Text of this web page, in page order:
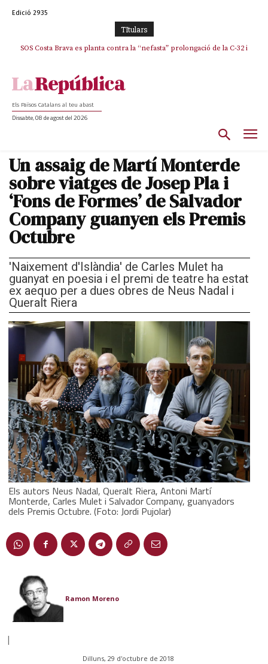
Edició 2935
TItulars
SOS Costa Brava es planta contra la “nefasta” prolongació de la C-32 i
Els Països Catalans al teu abast
Dissabte, 08 de agost del 2026
Un assaig de Martí Monterde
sobre viatges de Josep Pla i
‘Fons de Formes’ de Salvador
Company guanyen els Premis
Octubre
'Naixement d'Islàndia' de Carles Mulet ha
guanyat en poesia i el premi de teatre ha estat
ex aequo per a dues obres de Neus Nadal i
Queralt Riera
Els autors Neus Nadal, Queralt Riera, Antoni Martí
Monterde, Carles Mulet i Salvador Company, guanyadors
dels Premis Octubre. (Foto: Jordi Pujolar)
Ramon Moreno
|
Dilluns, 29 d'octubre de 2018